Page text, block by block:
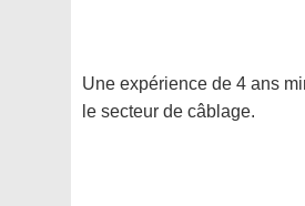
Une expérience de 4 ans
le secteur de câblage.